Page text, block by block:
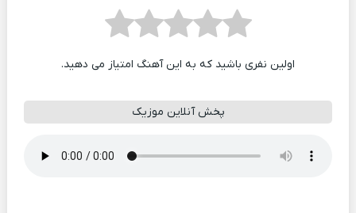
اولین نفری باشید که به این آهنگ امتیاز می دهید.
پخش آنلاین موزیک